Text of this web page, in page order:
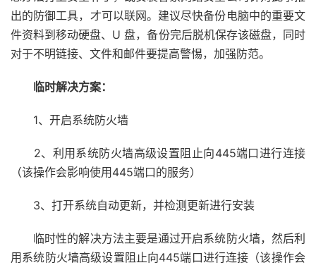
出的防御工具，才可以联网。建议尽快备份电脑中的重要文
件资料到移动硬盘、U 盘，备份完后脱机保存该磁盘，同时
对于不明链接、文件和邮件要提高警惕，加强防范。
临时解决方案：
1、开启系统防火墙
2、利用系统防火墙高级设置阻止向445端口进行连接
（该操作会影响使用445端口的服务）
3、打开系统自动更新，并检测更新进行安装
临时性的解决方法主要是通过开启系统防火墙，然后利
用系统防火墙高级设置阻止向445端口进行连接（该操作会